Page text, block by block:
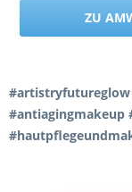
ZU
#antiagingmakeup